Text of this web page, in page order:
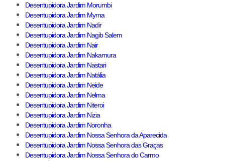
Desentupidora Jardim Morumbi
Desentupidora Jardim Myrna
Desentupidora Jardim Nadir
Desentupidora Jardim Nagib Salem
Desentupidora Jardim Nair
Desentupidora Jardim Nakamura
Desentupidora Jardim Nastari
Desentupidora Jardim Natália
Desentupidora Jardim Neide
Desentupidora Jardim Nelma
Desentupidora Jardim Niteroi
Desentupidora Jardim Nizia
Desentupidora Jardim Noronha
Desentupidora Jardim Nossa Senhora da Aparecida
Desentupidora Jardim Nossa Senhora das Graças
Desentupidora Jardim Nossa Senhora do Carmo